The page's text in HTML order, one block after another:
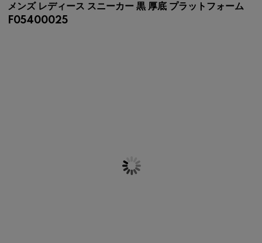
メンズ レディース スニーカー 黒 厚底 プラットフォーム
F05400025